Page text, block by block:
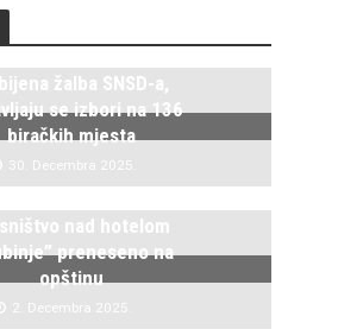
žalba SNSD-a,
se izbori na 136
biračkih mjesta
30. Decembra 2025.
nad hotelom
preneseno na
opštinu
2. Decembra 2025.